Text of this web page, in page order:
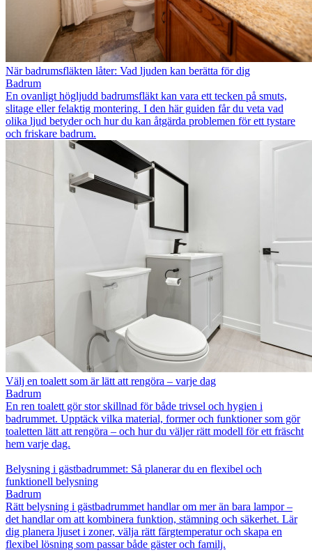
När badrumsfläkten låter: Vad ljuden kan berätta för dig
Badrum
En ovanligt högljudd badrumsfläkt kan vara ett tecken på smuts,
slitage eller felaktig montering. I den här guiden får du veta vad
olika ljud betyder och hur du kan åtgärda problemen för ett tystare
och friskare badrum.
Välj en toalett som är lätt att rengöra – varje dag
Badrum
En ren toalett gör stor skillnad för både trivsel och hygien i
badrummet. Upptäck vilka material, former och funktioner som gör
toaletten lätt att rengöra – och hur du väljer rätt modell för ett fräscht
hem varje dag.
Belysning i gästbadrummet: Så planerar du en flexibel och
funktionell belysning
Badrum
Rätt belysning i gästbadrummet handlar om mer än bara lampor –
det handlar om att kombinera funktion, stämning och säkerhet. Lär
dig planera ljuset i zoner, välja rätt färgtemperatur och skapa en
flexibel lösning som passar både gäster och familj.